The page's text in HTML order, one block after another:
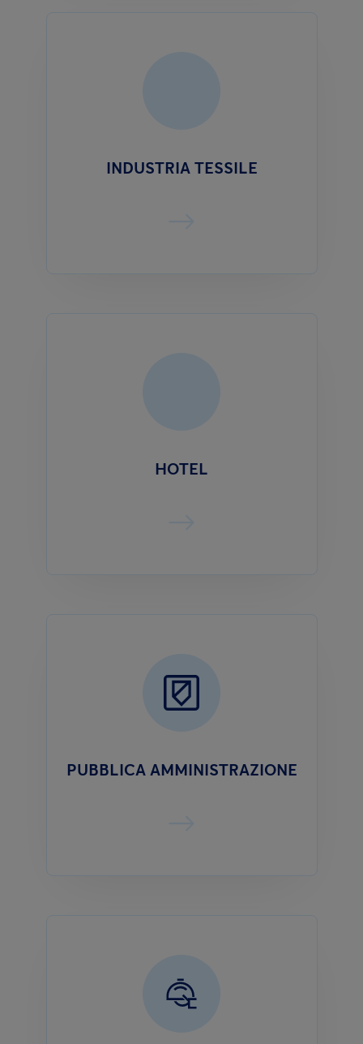
INDUSTRIA TESSILE
HOTEL
PUBBLICA AMMINISTRAZIONE